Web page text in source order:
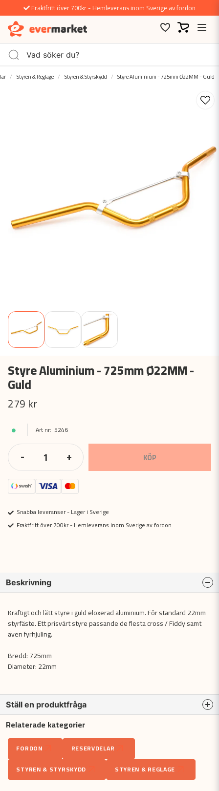
Fraktfritt över 700kr - Hemleverans inom Sverige av fordon
Styren & Reglage Styren & Styrskydd Styre Aluminium - 725mm Ø22MM - Guld
Styre Aluminium - 725mm Ø22MM -
Guld
279 kr
5246
- + KÖP
Snabba leveranser - Lager i Sverige
Fraktfritt över 700kr - Hemleverans inom Sverige av fordon
Beskrivning
Kraftigt och lätt styre i guld eloxerad aluminium. För standard 22mm
styrfäste. Ett prisvärt styre passande de flesta cross / Fiddy samt
även fyrhjuling.
Bredd: 725mm
Diameter: 22mm
Ställ en produktfråga
question
Fråga oss något om denna produkten...
name
Namn
Relaterade kategorier
FORDON
RESERVDELAR
STYREN & STYRSKYDD
STYREN & REGLAGE